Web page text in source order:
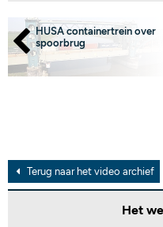
HUSA containertrein over
spoorbrug
Terug naar het video archief
Het